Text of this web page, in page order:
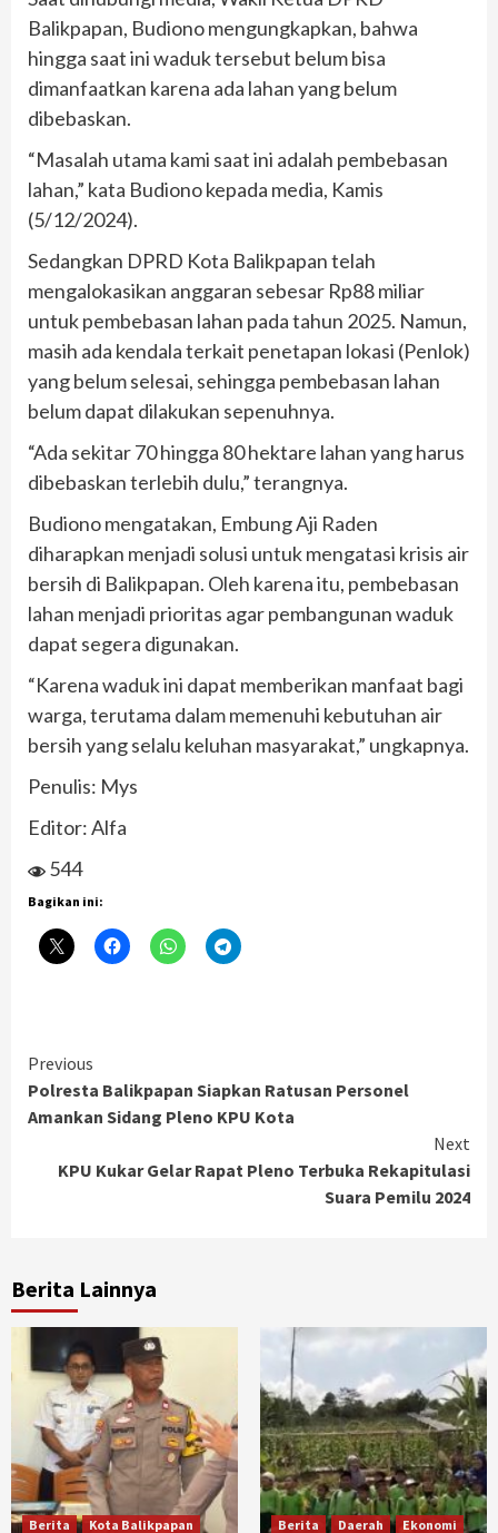
Balikpapan, Budiono mengungkapkan, bahwa
hingga saat ini waduk tersebut belum bisa
dimanfaatkan karena ada lahan yang belum
dibebaskan.
“Masalah utama kami saat ini adalah pembebasan
lahan,” kata Budiono kepada media, Kamis
(5/12/2024).
Sedangkan DPRD Kota Balikpapan telah
mengalokasikan anggaran sebesar Rp88 miliar
untuk pembebasan lahan pada tahun 2025. Namun,
masih ada kendala terkait penetapan lokasi (Penlok)
yang belum selesai, sehingga pembebasan lahan
belum dapat dilakukan sepenuhnya.
“Ada sekitar 70 hingga 80 hektare lahan yang harus
dibebaskan terlebih dulu,” terangnya.
Budiono mengatakan, Embung Aji Raden
diharapkan menjadi solusi untuk mengatasi krisis air
bersih di Balikpapan. Oleh karena itu, pembebasan
lahan menjadi prioritas agar pembangunan waduk
dapat segera digunakan.
“Karena waduk ini dapat memberikan manfaat bagi
warga, terutama dalam memenuhi kebutuhan air
bersih yang selalu keluhan masyarakat,” ungkapnya.
Penulis: Mys
Editor: Alfa
544
Bagikan ini:
Continue
Reading
Previous
Polresta Balikpapan Siapkan Ratusan Personel
Amankan Sidang Pleno KPU Kota
Next
KPU Kukar Gelar Rapat Pleno Terbuka Rekapitulasi
Suara Pemilu 2024
Berita Lainnya
Berita Kota Balikpapan Berita Daerah Ekonomi